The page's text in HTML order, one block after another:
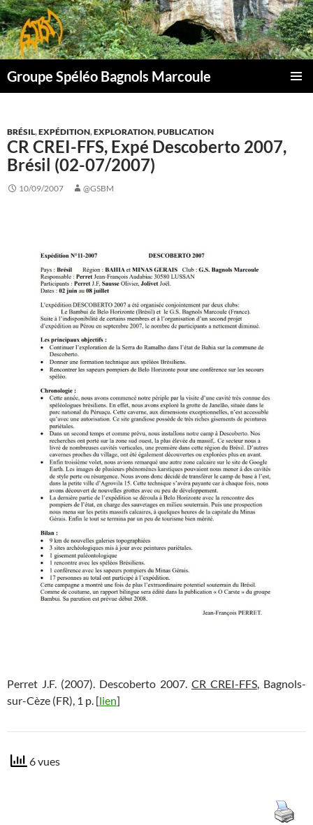
Aller
au
contenu
Groupe Spéléo Bagnols Marcoule
BRÉSIL,EXPÉDITION,EXPLORATION,PUBLICATION
CR CREI-FFS, Expé Descoberto 2007,
Brésil (02-07/2007)
10/09/2007 @GSBM
Perret J.F. (2007). Descoberto 2007. CR CREI-FFS, Bagnols-
sur-Cèze (FR), 1 p. [lien]
6 vues